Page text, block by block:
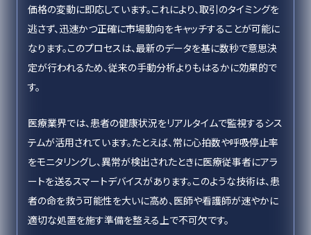
価格の変動に即応しています。これにより、取引のタイミングを
逃さず、迅速かつ正確に市場動向をキャッチすることが可能に
なります。このプロセスは、最新のデータを基に数秒で意思決
定が行われるため、従来の手動分析よりもはるかに効果的で
す。
医療業界では、患者の健康状況をリアルタイムで監視するシス
テムが活用されています。たとえば、常に心拍数や呼吸停止率
をモニタリングし、異常が検出されたときに医療従事者にアラ
ートを送るスマートデバイスがあります。このような技術は、患
者の命を救う可能性を大いに高め、医師や看護師が速やかに
適切な処置を施す準備を整える上で不可欠です。